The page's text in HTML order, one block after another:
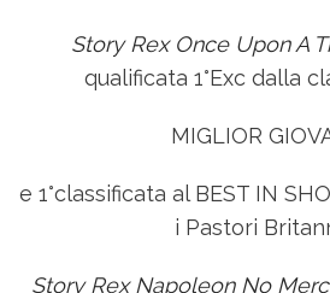
Story Rex Once Upon A
qualificata 1°Exc dalla
MIGLIOR
e 1°classificata al BEST IN
i Pastori
Story Rex Napoleon No